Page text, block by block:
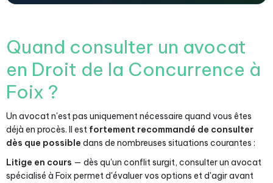
Quand consulter un avocat
en Droit de la Concurrence à
Foix ?
Un avocat n'est pas uniquement nécessaire quand vous êtes
déjà en procès. Il est fortement recommandé de consulter
dès que possible dans de nombreuses situations courantes :
Litige en cours — dès qu'un conflit surgit, consulter un avocat
spécialisé à Foix permet d'évaluer vos options et d'agir avant